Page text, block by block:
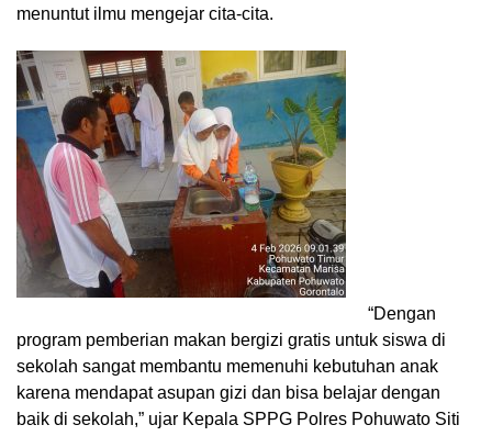
menuntut ilmu mengejar cita-cita.
“Dengan
program pemberian makan bergizi gratis untuk siswa di
sekolah sangat membantu memenuhi kebutuhan anak
karena mendapat asupan gizi dan bisa belajar dengan
baik di sekolah,” ujar Kepala SPPG Polres Pohuwato Siti